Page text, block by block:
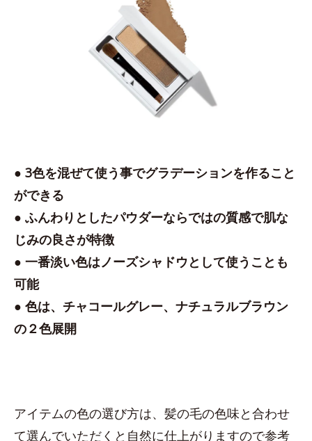
● 3色を混ぜて使う事でグラデーションを作ること
ができる
● ふんわりとしたパウダーならではの質感で肌な
じみの良さが特徴
● 一番淡い色はノーズシャドウとして使うことも
可能
● 色は、チャコールグレー、ナチュラルブラウン
の２色展開
アイテムの色の選び方は、髪の毛の色味と合わせ
て選んでいただくと自然に仕上がりますので参考